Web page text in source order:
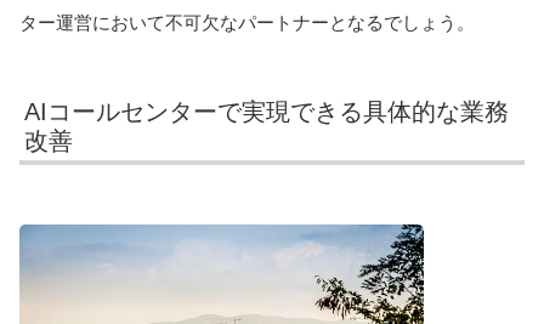
ター運営において不可欠なパートナーとなるでしょう。
AIコールセンターで実現できる具体的な業務
改善